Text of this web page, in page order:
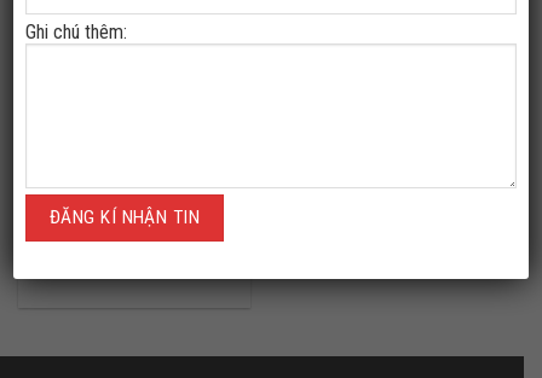
bản: 1.5 AT và 1.5 MT. Đầu năm
2026, Đại lý tặng tổng khuyến mãi
Nhiên liệu: Xăng
Ghi chú thêm: